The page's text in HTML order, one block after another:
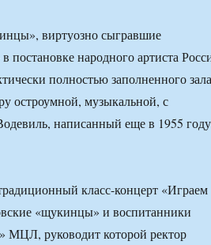
виртуозно сыгравшие
народного артиста
полностью заполненного зала
остроумной, музыкальной, с
написанный еще в 1955
класс-концерт «Играем
«щукинцы» и воспитанники
МЦЛ, руководит которой ректор